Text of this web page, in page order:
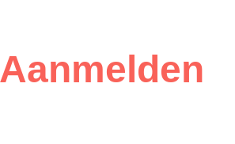
Aanmelden